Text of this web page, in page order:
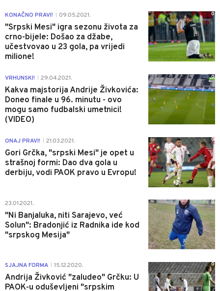
KONAČNO PRAVI! 09.05.2021.
"Srpski Mesi" igra sezonu života za
crno-bijele: Došao za džabe,
učestvovao u 23 gola, pa vrijedi
milione!
0
VRHUNSKI! 29.04.2021.
Kakva majstorija Andrije Živkovića:
Doneo finale u 96. minutu - ovo
mogu samo fudbalski umetnici!
(VIDEO)
0
ONAJ PRAVI! 21.03.2021.
Gori Grčka, "srpski Mesi" je opet u
strašnoj formi: Dao dva gola u
derbiju, vodi PAOK pravo u Evropu!
0
23.01.2021.
"Ni Banjaluka, niti Sarajevo, već
Solun": Bradonjić iz Radnika ide kod
"srpskog Mesija"
0
SJAJNA FORMA 15.12.2020.
Andrija Živković "zaludeo" Grčku: U
PAOK-u oduševljeni "srpskim
0